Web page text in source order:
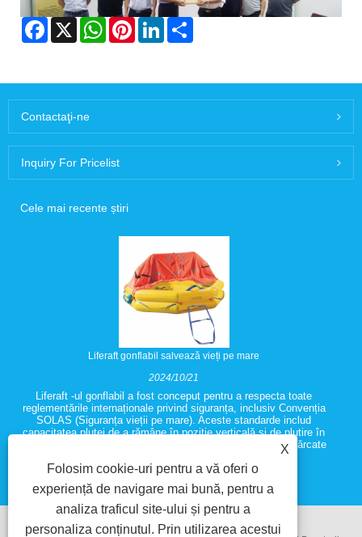
Facebook
X WhatsAppPinterestLinkedIn
X
Folosim cookie-uri pentru a vă oferi o
experiență de navigare mai bună, pentru a
analiza traficul site-ului și pentru a
personaliza conținutul. Prin utilizarea acestui
Contactaţi-ne
Inquiry For Pricelist
Cele mai recente știri
Liferaft gonflabil salvează vieți pe mare
2024/10/21
Liferaft -ul gonflabil a fost conceput pentru a respecta toate
reglementările internaționale privind siguranța, inclusiv Convenția
SOLAS (Siguranța vieții pe mare). Aceste standarde includ
capacitatea plutei de a rămâne în poziție verticală și de plutire în
condiții meteorologice severe, chiar și atunci când sunt încărcate